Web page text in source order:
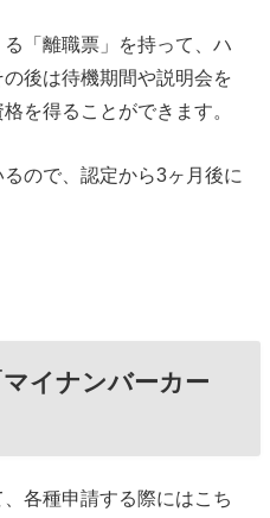
「離職票」を持って、ハ
後は待機期間や説明会を
を得ることができます。
ので、認定から3ヶ月後に
イナンバーカー
各種申請する際にはこち